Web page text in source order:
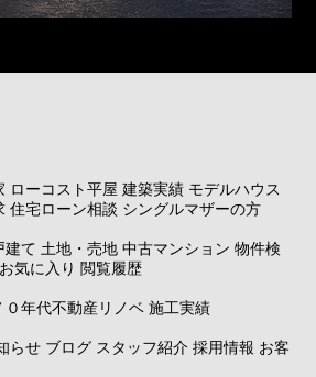
ローコスト平屋 建築実績 モデルハウス
住宅ローン相談 シングルマザーの方
建て 土地・売地 中古マンション 物件検
お気に入り 閲覧履歴
０年代不動産リノベ 施工実績
らせ ブログ スタッフ紹介 採用情報 お客